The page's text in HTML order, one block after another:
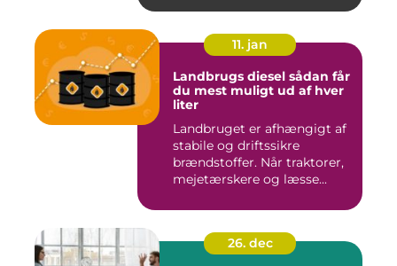
11. jan
Landbrugs diesel sådan får
du mest muligt ud af hver
liter
Landbruget er afhængigt af
stabile og driftssikre
brændstoffer. Når traktorer,
mejetærskere og læsse...
26. dec